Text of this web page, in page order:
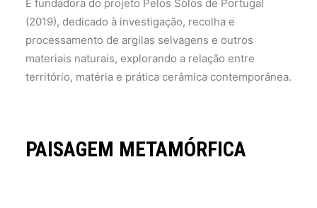
É fundadora do projeto Pelos Solos de Portugal
(2019), dedicado à investigação, recolha e
processamento de argilas selvagens e outros
materiais naturais, explorando a relação entre
território, matéria e prática cerâmica contemporânea.
PAISAGEM METAMÓRFICA